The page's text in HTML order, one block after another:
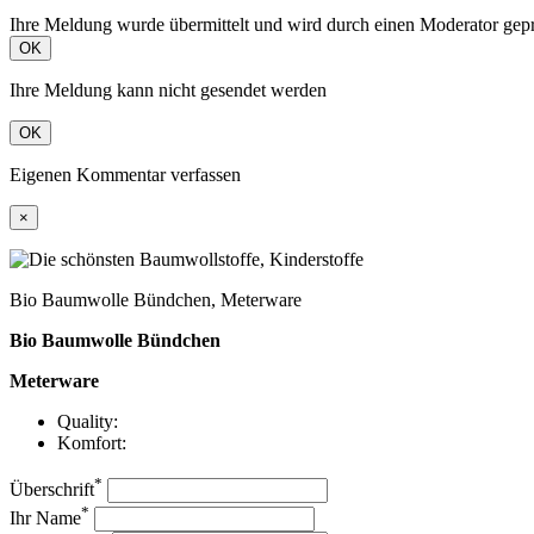
Ihre Meldung wurde übermittelt und wird durch einen Moderator
OK
Ihre Meldung kann nicht gesendet werden
OK
Eigenen Kommentar verfassen
×
Bio Baumwolle Bündchen, Meterware
Bio Baumwolle Bündchen
Meterware
Quality:
Komfort:
Überschrift*
Ihr Name*